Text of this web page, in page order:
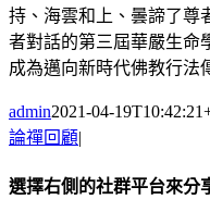
持、海雲和上、曇諦了尊
者對話的第三屆華嚴生命
成為邁向新時代佛教行法
admin2021-04-
論禪回顧|
選擇右側的社群平台來分